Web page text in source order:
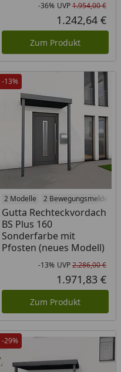
in ProzentPreis
Preis
-36% UVP1.954,00 €
1.242,64 €
Zum Produkt
in ProzentPreis
Preis
-13%
2 Modelle 2 Bewegungsmelder
Gutta Rechteckvordach
BS Plus 160
Sonderfarbe mit
Pfosten (neues Modell)
-13% UVP2.286,00 €
1.971,83 €
Zum Produkt
-29%